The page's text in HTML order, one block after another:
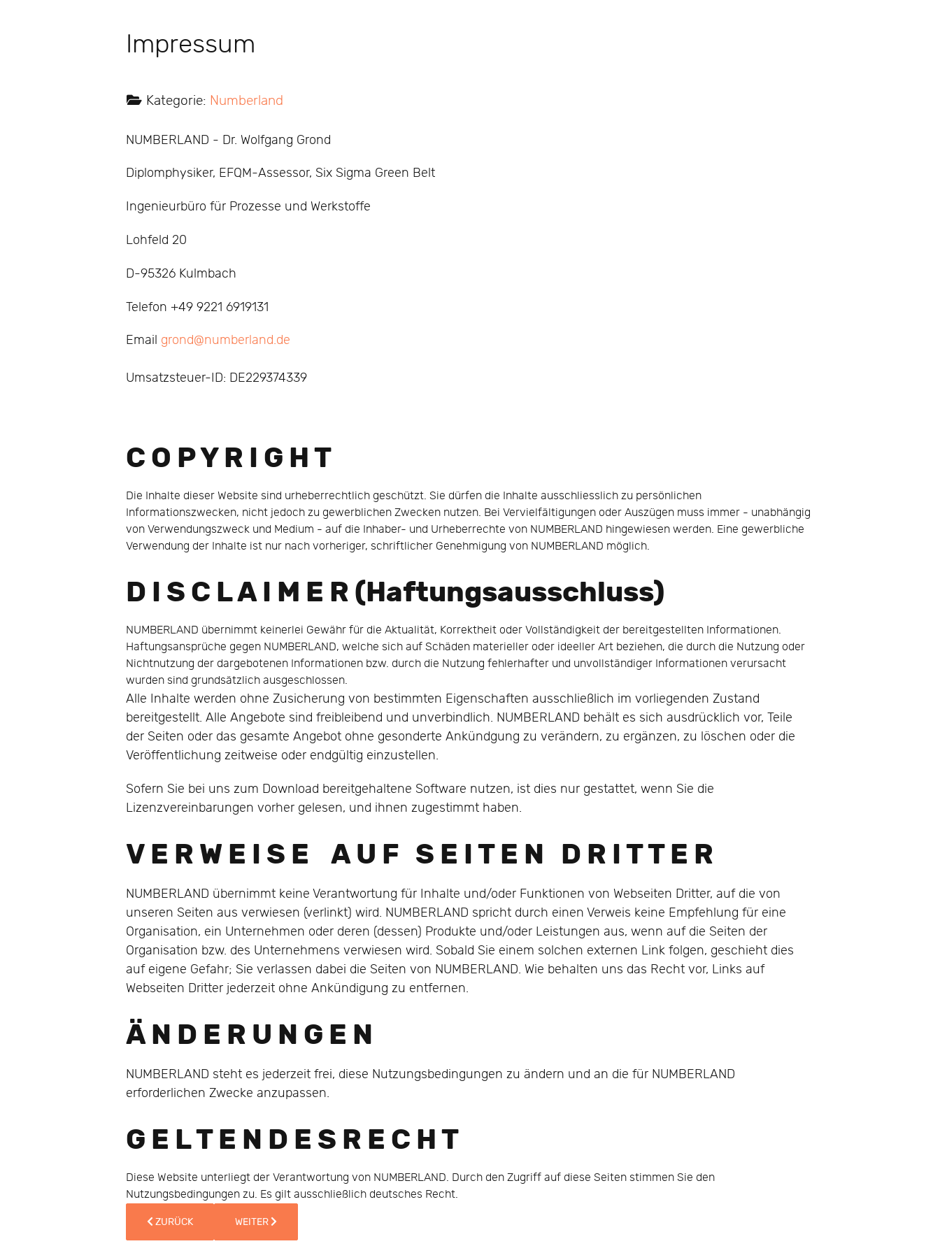
Impressum
Kategorie: Numberland
NUMBERLAND - Dr. Wolfgang Grond
Diplomphysiker, EFQM-Assessor, Six Sigma Green Belt
Ingenieurbüro für Prozesse und Werkstoffe
Lohfeld 20
D-95326 Kulmbach
Telefon +49 9221 6919131
Email grond@numberland.de
Umsatzsteuer-ID: DE229374339
C O P Y R I G H T
Die Inhalte dieser Website sind urheberrechtlich geschützt. Sie dürfen die Inhalte ausschliesslich zu persönlichen
Informationszwecken, nicht jedoch zu gewerblichen Zwecken nutzen. Bei Vervielfältigungen oder Auszügen muss immer - unabhängig
von Verwendungszweck und Medium - auf die Inhaber- und Urheberrechte von NUMBERLAND hingewiesen werden. Eine gewerbliche
Verwendung der Inhalte ist nur nach vorheriger, schriftlicher Genehmigung von NUMBERLAND möglich.
D I S C L A I M E R (Haftungsausschluss)
NUMBERLAND übernimmt keinerlei Gewähr für die Aktualität, Korrektheit oder Vollständigkeit der bereitgestellten Informationen.
Haftungsansprüche gegen NUMBERLAND, welche sich auf Schäden materieller oder ideeller Art beziehen, die durch die Nutzung oder
Nichtnutzung der dargebotenen Informationen bzw. durch die Nutzung fehlerhafter und unvollständiger Informationen verursacht
wurden sind grundsätzlich ausgeschlossen.
Alle Inhalte werden ohne Zusicherung von bestimmten Eigenschaften ausschließlich im vorliegenden Zustand
bereitgestellt. Alle Angebote sind freibleibend und unverbindlich. NUMBERLAND behält es sich ausdrücklich vor, Teile
der Seiten oder das gesamte Angebot ohne gesonderte Ankündgung zu verändern, zu ergänzen, zu löschen oder die
Veröffentlichung zeitweise oder endgültig einzustellen.
Sofern Sie bei uns zum Download bereitgehaltene Software nutzen, ist dies nur gestattet, wenn Sie die
Lizenzvereinbarungen vorher gelesen, und ihnen zugestimmt haben.
V E R W E I S E A U F S E I T E N D R I T T E R
NUMBERLAND übernimmt keine Verantwortung für Inhalte und/oder Funktionen von Webseiten Dritter, auf die von
unseren Seiten aus verwiesen (verlinkt) wird. NUMBERLAND spricht durch einen Verweis keine Empfehlung für eine
Organisation, ein Unternehmen oder deren (dessen) Produkte und/oder Leistungen aus, wenn auf die Seiten der
Organisation bzw. des Unternehmens verwiesen wird. Sobald Sie einem solchen externen Link folgen, geschieht dies
auf eigene Gefahr; Sie verlassen dabei die Seiten von NUMBERLAND. Wie behalten uns das Recht vor, Links auf
Webseiten Dritter jederzeit ohne Ankündigung zu entfernen.
Ä N D E R U N G E N
NUMBERLAND steht es jederzeit frei, diese Nutzungsbedingungen zu ändern und an die für NUMBERLAND
erforderlichen Zwecke anzupassen.
G E L T E N D E S R E C H T
Diese Website unterliegt der Verantwortung von NUMBERLAND. Durch den Zugriff auf diese Seiten stimmen Sie den
Nutzungsbedingungen zu. Es gilt ausschließlich deutsches Recht.
VORHERIGER BEITRAG: DATENSCHUTZERKLÄRUNG
ZURÜCK NÄCHSTER BEITRAG: VIELLEICHT BRAUCHEN SIE UNS, WIR BRAUCHEN ABER GANZ SICHER SIE
WEITER